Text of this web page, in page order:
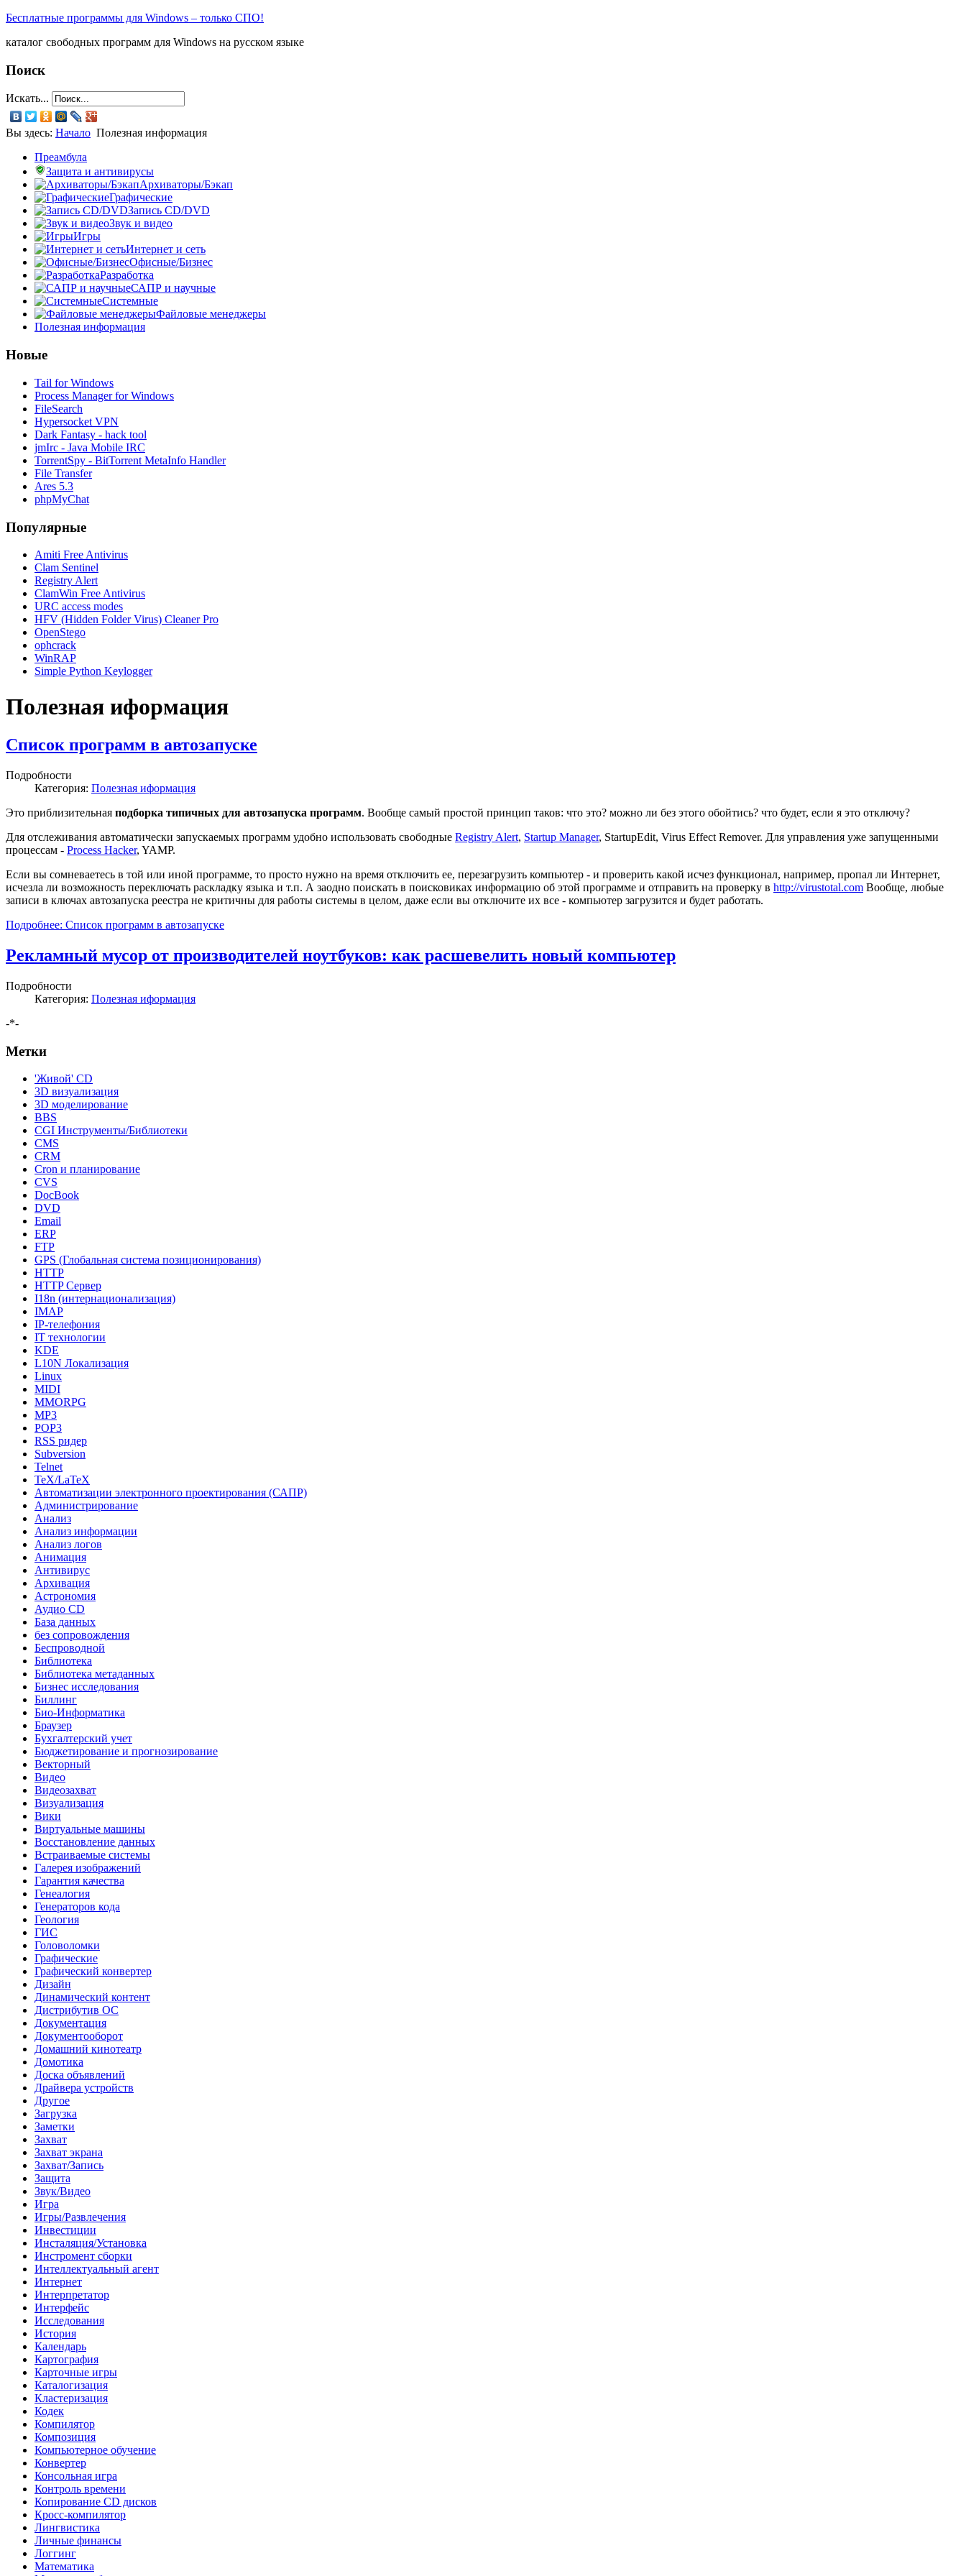
Бесплатные программы для Windows – только СПО!
каталог свободных программ для Windows на русском языке
Поиск
Искать...
Вы здесь: Начало Полезная информация
Преамбула
Защита и антивирусы
Архиваторы/Бэкап
Графические
Запись CD/DVD
Звук и видео
Игры
Интернет и сеть
Офисные/Бизнес
Разработка
САПР и научные
Системные
Файловые менеджеры
Полезная информация
Новые
Tail for Windows
Process Manager for Windows
FileSearch
Hypersocket VPN
Dark Fantasy - hack tool
jmIrc - Java Mobile IRC
TorrentSpy - BitTorrent MetaInfo Handler
File Transfer
Ares 5.3
phpMyChat
Популярные
Amiti Free Antivirus
Clam Sentinel
Registry Alert
ClamWin Free Antivirus
URC access modes
HFV (Hidden Folder Virus) Cleaner Pro
OpenStego
ophcrack
WinRAP
Simple Python Keylogger
Полезная иформация
Список программ в автозапуске
Подробности
Категория: Полезная иформация
Это приблизительная подборка типичных для автозапуска программ. Вообще самый простой принцип таков: что это? можно ли без этого обойтись? что будет, если я это отключу?
Для отслеживания автоматически запускаемых программ удобно использовать свободные Registry Alert, Startup Manager, StartupEdit, Virus Effect Remover. Для управления уже запущенными
процессам - Process Hacker, YAMP.
Если вы сомневаетесь в той или иной программе, то просто нужно на время отключить ее, перезагрузить компьютер - и проверить какой исчез функционал, например, пропал ли Интернет,
исчезла ли возможность переключать раскладку языка и т.п. А заодно поискать в поисковиках информацию об этой программе и отправить на проверку в http://virustotal.com Вообще, любые
записи в ключах автозапуска реестра не критичны для работы системы в целом, даже если вы отключите их все - компьютер загрузится и будет работать.
Подробнее: Список программ в автозапуске
Рекламный мусор от производителей ноутбуков: как расшевелить новый компьютер
Подробности
Категория: Полезная иформация
-*-
Метки
'Живой' CD
3D визуализация
3D моделирование
BBS
CGI Инструменты/Библиотеки
CMS
CRM
Cron и планирование
CVS
DocBook
DVD
Email
ERP
FTP
GPS (Глобальная система позиционирования)
HTTP
HTTP Сервер
I18n (интернационализация)
IMAP
IP-телефония
IT технологии
KDE
L10N Локализация
Linux
MIDI
MMORPG
MP3
POP3
RSS ридер
Subversion
Telnet
TeX/LaTeX
Автоматизации электронного проектирования (САПР)
Администрирование
Анализ
Анализ информации
Анализ логов
Анимация
Антивирус
Архивация
Астрономия
Аудио CD
База данных
без сопровождения
Беспроводной
Библиотека
Библиотека метаданных
Бизнес исследования
Биллинг
Био-Информатика
Браузер
Бухгалтерский учет
Бюджетирование и прогнозирование
Векторный
Видео
Видеозахват
Визуализация
Вики
Виртуальные машины
Восстановление данных
Встраиваемые системы
Галерея изображений
Гарантия качества
Генеалогия
Генераторов кода
Геология
ГИС
Головоломки
Графические
Графический конвертер
Дизайн
Динамический контент
Дистрибутив ОС
Документация
Документооборот
Домашний кинотеатр
Домотика
Доска объявлений
Драйвера устройств
Другое
Загрузка
Заметки
Захват
Захват экрана
Захват/Запись
Защита
Звук/Видео
Игра
Игры/Развлечения
Инвестиции
Инсталяция/Установка
Инстромент сборки
Интеллектуальный агент
Интернет
Интерпретатор
Интерфейс
Исследования
История
Календарь
Картография
Карточные игры
Каталогизация
Кластеризация
Кодек
Компилятор
Композиция
Компьютерное обучение
Конвертер
Консольная игра
Контроль времени
Копирование CD дисков
Кросс-компилятор
Лингвистика
Личные финансы
Логгинг
Математика